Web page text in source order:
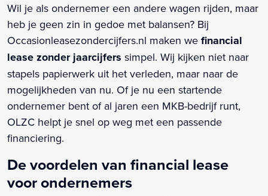
Wil je als ondernemer een andere wagen rijden, maar
heb je geen zin in gedoe met balansen? Bij
Occasionleasezondercijfers.nl maken we financial
lease zonder jaarcijfers simpel. Wij kijken niet naar
stapels papierwerk uit het verleden, maar naar de
mogelijkheden van nu. Of je nu een startende
ondernemer bent of al jaren een MKB-bedrijf runt,
OLZC helpt je snel op weg met een passende
financiering.
De voordelen van financial lease
voor ondernemers